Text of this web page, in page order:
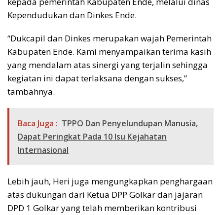
Kependudukan dan Dinkes Ende.
“Dukcapil dan Dinkes merupakan wajah Pemerintah
Kabupaten Ende. Kami menyampaikan terima kasih
yang mendalam atas sinergi yang terjalin sehingga
kegiatan ini dapat terlaksana dengan sukses,”
tambahnya.
Baca Juga : TPPO Dan Penyelundupan Manusia,
Dapat Peringkat Pada 10 Isu Kejahatan
Internasional
Lebih jauh, Heri juga mengungkapkan penghargaan
atas dukungan dari Ketua DPP Golkar dan jajaran
DPD 1 Golkar yang telah memberikan kontribusi